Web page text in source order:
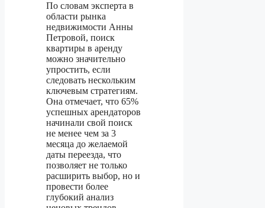
По словам эксперта в
области рынка
недвижимости Анны
Петровой, поиск
квартиры в аренду
можно значительно
упростить, если
следовать нескольким
ключевым стратегиям.
Она отмечает, что 65%
успешных арендаторов
начинали свой поиск
не менее чем за 3
месяца до желаемой
даты переезда, что
позволяет не только
расширить выбор, но и
провести более
глубокий анализ